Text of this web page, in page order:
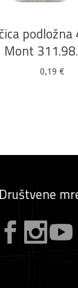
podložna
Mont
0,19 €
Društvene